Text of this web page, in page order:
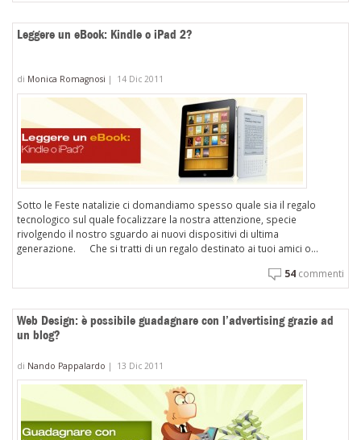
Leggere un eBook: Kindle o iPad 2?
di Monica Romagnosi | 14 Dic 2011
Sotto le Feste natalizie ci domandiamo spesso quale sia il regalo
tecnologico sul quale focalizzare la nostra attenzione, specie
rivolgendo il nostro sguardo ai nuovi dispositivi di ultima
generazione. Che si tratti di un regalo destinato ai tuoi amici o...
54 commenti
Web Design: è possibile guadagnare con l’advertising grazie ad
un blog?
di Nando Pappalardo | 13 Dic 2011